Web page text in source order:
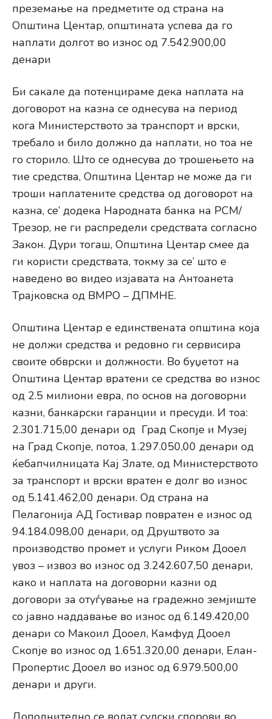
преземање на предметите од страна на
Општина Центар, општината успева да го
наплати долгот во износ од 7.542.900,00
денари
Би сакале да потенцираме дека наплата на
договорот на казна се однесува на период
кога Министерството за транспорт и врски,
требало и било должно да наплати, но тоа не
го сторило. Што се однесува до трошењето на
тие средства, Општина Центар не може да ги
троши наплатените средства од договорот на
казна, се’ додека Народната банка на РСМ/
Трезор, не ги распредели средствата согласно
Закон. Дури тогаш, Општина Центар смее да
ги користи средствата, токму за се’ што е
наведено во видео изјавата на Антоанета
Трајковска од ВМРО – ДПМНЕ.
Општина Центар е единствената општина која
не должи средства и редовно ги сервисира
своите обврски и должности. Во буџетот на
Општина Центар вратени се средства во износ
од 2.5 милиони евра, по основ на договорни
казни, банкарски гаранции и пресуди. И тоа:
2.301.715,00 денари од Град Скопје и Музеј
на Град Скопје, потоа, 1.297.050,00 денари од
ќебапчилницата Кај Злате, од Министерството
за транспорт и врски вратен е долг во износ
од 5.141.462,00 денари. Од страна на
Пелагонија АД Гостивар повратен е износ од
94.184.098,00 денари, од Друштвото за
производство промет и услуги Риком Дооел
увоз – извоз во износ од 3.242.607,50 денари,
како и наплата на договорни казни од
договори за отуѓување на градежно земјиште
со јавно наддавање во износ од 6.149.420,00
денари со Макоил Дооел, Камфуд Дооел
Скопје во износ од 1.651.320,00 денари, Елан-
Пропертис Дооел во износ од 6.979.500,00
денари и други.